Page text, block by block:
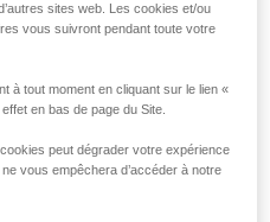
à un ancrage
dans le plan de
analyse des risques
réalisée.
sites web. Les cookies et/ou
vous suivront pendant toute votre
à tout moment en cliquant sur le lien «
en bas de page du Site.
peut dégrader votre expérience
vous empêchera d’accéder à notre